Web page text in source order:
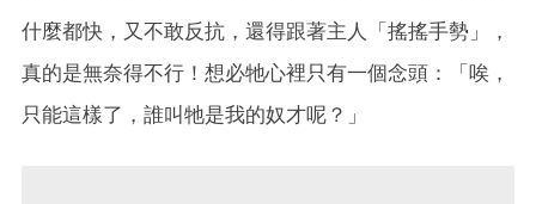
什麼都快，又不敢反抗，還得跟著主人「搖搖手勢」，
真的是無奈得不行！想必牠心裡只有一個念頭：「唉，
只能這樣了，誰叫牠是我的奴才呢？」